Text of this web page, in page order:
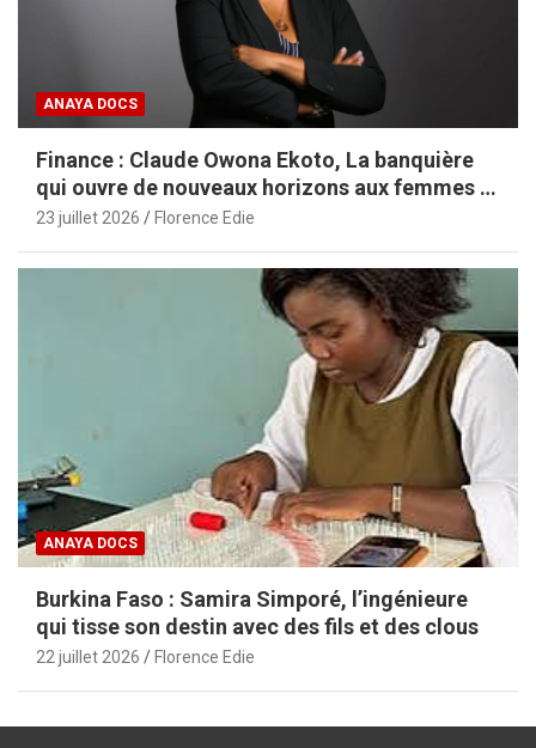
ANAYA DOCS
Finance : Claude Owona Ekoto, La banquière
qui ouvre de nouveaux horizons aux femmes et
aux PME africaines
23 juillet 2026 Florence Edie
ANAYA DOCS
Burkina Faso : Samira Simporé, l’ingénieure
qui tisse son destin avec des fils et des clous
22 juillet 2026 Florence Edie